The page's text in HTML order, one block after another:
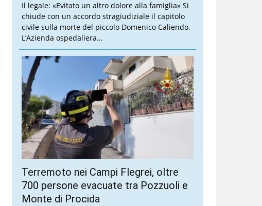
Il legale: «Evitato un altro dolore alla famiglia» Si
chiude con un accordo stragiudiziale il capitolo
civile sulla morte del piccolo Domenico Caliendo.
L’Azienda ospedaliera...
Terremoto nei Campi Flegrei, oltre
700 persone evacuate tra Pozzuoli e
Monte di Procida